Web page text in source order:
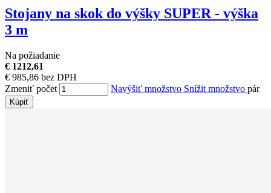
Stojany na skok do výšky SUPER - výška
3 m
Na požiadanie
€ 1212,61
€ 985,86 bez DPH
Zmeniť počet
Navýšiť množstvo Snížit množstvo pár
Kúpiť